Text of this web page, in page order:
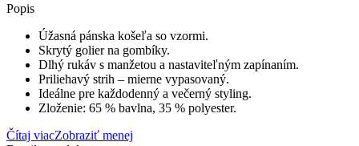
Popis
Úžasná pánska košeľa so vzormi.
Skrytý golier na gombíky.
Dlhý rukáv s manžetou a nastaviteľným zapínaním.
Priliehavý strih – mierne vypasovaný.
Ideálne pre každodenný a večerný styling.
Zloženie: 65 % bavlna, 35 % polyester.
Čítaj viacZobraziť menej